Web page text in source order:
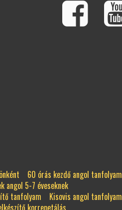
60 órás kezdő angol tanfolyam
angol 5-7 éveseknek
tanfolyam
Kisovis angol tanfolyam
korrepetálás